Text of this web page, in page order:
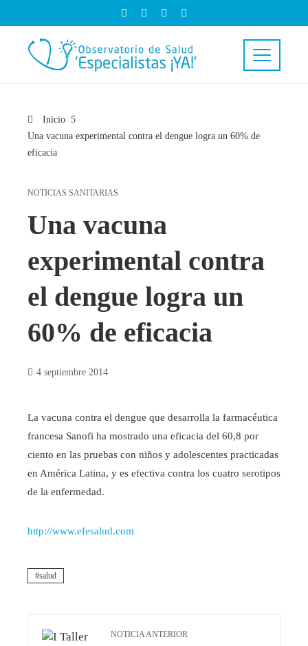
Inicio
Una vacuna experimental contra el dengue logra un 60% de
eficacia
NOTICIAS SANITARIAS
Una vacuna
experimental contra
el dengue logra un
60% de eficacia
4 septiembre 2014
La vacuna contra el dengue que desarrolla la farmacéutica
francesa Sanofi ha mostrado una eficacia del 60,8 por
ciento en las pruebas con niños y adolescentes practicadas
en América Latina, y es efectiva contra los cuatro serotipos
de la enfermedad.
http://www.efesalud.com
salud
NOTICIA ANTERIOR